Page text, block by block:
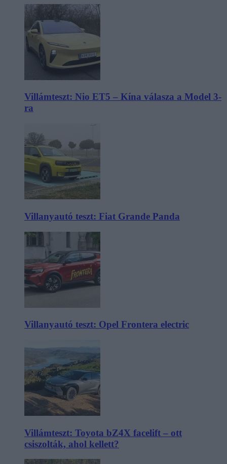
Villámteszt: Nio ET5 – Kína válasza a Model 3-
ra
Villanyautó teszt: Fiat Grande Panda
Villanyautó teszt: Opel Frontera electric
Villámteszt: Toyota bZ4X facelift – ott
csiszolták, ahol kellett?